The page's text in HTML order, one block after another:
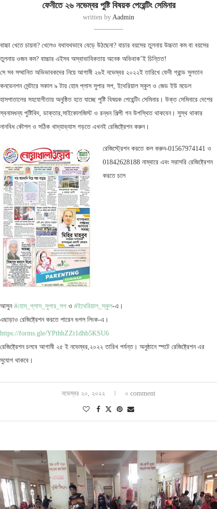
ফেনীতে ২৬ নভেম্বর পুষ্টি বিষয়ক পেরেন্টিং সেমিনার
written by Aadmin
বাচ্চা খেতে চায়না? খেলেও যথাযথভাবে বেড়ে উঠছেনা? বাচার বয়সের তুলনায় উচ্চতা কম বা বয়সের
তুলনায় ওজন কম? বাচ্চার এইসব অস্বাভাবিকতায় অনেক অভিবাক’ই চিন্তিত!
সে সব সম্মানিত অভিভাবকদের নিয়ে আগামী ২৬ই নভেম্বর ২০২২ই তারিখে ফেনী গ্রান্ড সুলতান
কনভেনশন সেন্টারে সকাল ৯ টায় হোম প্লাস সুপার সপ, ইথেরিয়াল স্কুল ও জেড ইউ মডেল
হাসপাতালের সহযোগীতায় অনুষ্ঠিত হতে যাচ্ছে পুষ্টি বিষয়ক পেরেন্টিং সেমিনার। উক্ত সেমিনারে দেশের
স্বনামধন্য পুষ্টিবিদ, ডাক্তার,সাইকোলজিস্ট ও রন্ধন শিল্পী গন উপস্থিত থাকবেন। সুস্থ থাকার
নানবিধ কৌশল ও সঠিক খাদ্যাভ্যাস গড়তে এখনই রেজিষ্ট্রেশন করুন।
রেজিস্ট্রেশন করতে কল করুন-01567974141 ও
01842628188 নাম্বারে এবং সরাসরি রেজিষ্ট্রেশন
করতে চলে
আসুন #হোম_প্লাস_সুপার_সপ ও #ইথেরিয়াল_স্কুল-এ।
এছাড়াও রেজিষ্ট্রেশন করতে পারেন গুগল লিংক-এ।
https://forms.gle/YPthhZZt1dhb5KSU6
রেজিষ্ট্রেশন চলবে আগামী ২৫ ই নভেম্বর,২০২২ তারিখ পর্যন্ত। অনুষ্ঠানে স্পটে রেজিষ্ট্রেশন এর
সুযোগ থাকবে।
নভেম্বর ২০, ২০২২ ০ comment